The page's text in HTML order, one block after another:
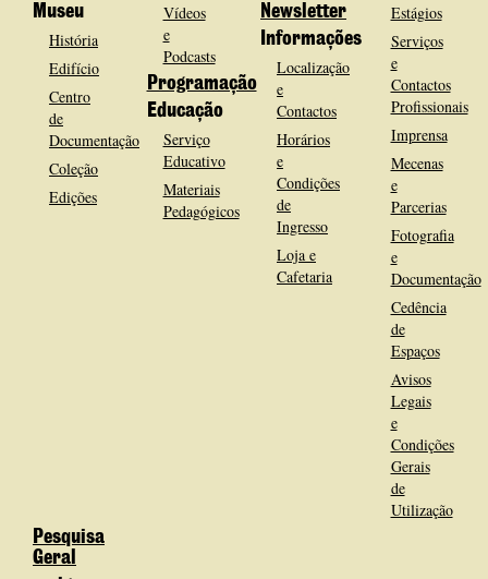
Museu
História
Edifício
Centro
de
Documentação
Coleção
Edições
Vídeos
e
Podcasts
Programação
Educação
Serviço
Educativo
Materiais
Pedagógicos
Newsletter
Informações
Localização
e
Contactos
Horários
e
Condições
de
Ingresso
Loja e
Cafetaria
Estágios
Serviços
e
Contactos
Profissionais
Imprensa
Mecenas
e
Parcerias
Fotografia
e
Documentação
Cedência
de
Espaços
Avisos
Legais
e
Condições
Gerais
de
Utilização
Pesquisa
Geral